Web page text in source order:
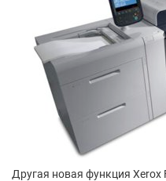
Другая новая функция